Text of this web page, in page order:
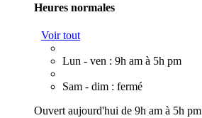
Heures normales
Voir tout
Lun - ven : 9h am à 5h pm
Sam - dim : fermé
Ouvert aujourd'hui de 9h am à 5h pm